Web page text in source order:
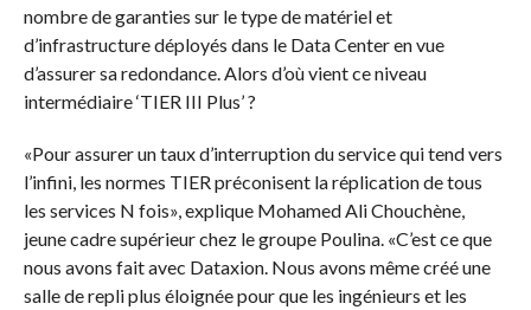
nombre de garanties sur le type de matériel et
d’infrastructure déployés dans le Data Center en vue
d’assurer sa redondance. Alors d’où vient ce niveau
intermédiaire ‘TIER III Plus’ ?
«Pour assurer un taux d’interruption du service qui tend vers
l’infini, les normes TIER préconisent la réplication de tous
les services N fois», explique Mohamed Ali Chouchène,
jeune cadre supérieur chez le groupe Poulina. «C’est ce que
nous avons fait avec Dataxion. Nous avons même créé une
salle de repli plus éloignée pour que les ingénieurs et les